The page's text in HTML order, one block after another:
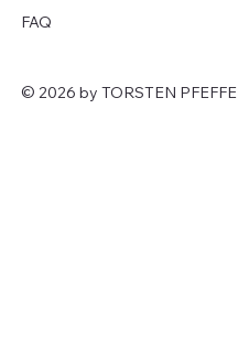
© 2026 by TORSTEN
FAQ